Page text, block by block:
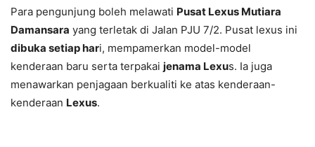
Para pengunjung boleh melawati Pusat Lexus Mutiara
Damansara yang terletak di Jalan PJU 7/2. Pusat lexus ini
dibuka setiap hari, mempamerkan model-model
kenderaan baru serta terpakai jenama Lexus. Ia juga
menawarkan penjagaan berkualiti ke atas kenderaan-
kenderaan Lexus.